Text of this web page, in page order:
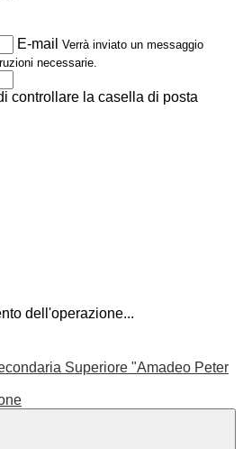
E-mail Verrà inviato un messaggio
necessarie.
controllare la casella di posta
dell'operazione...